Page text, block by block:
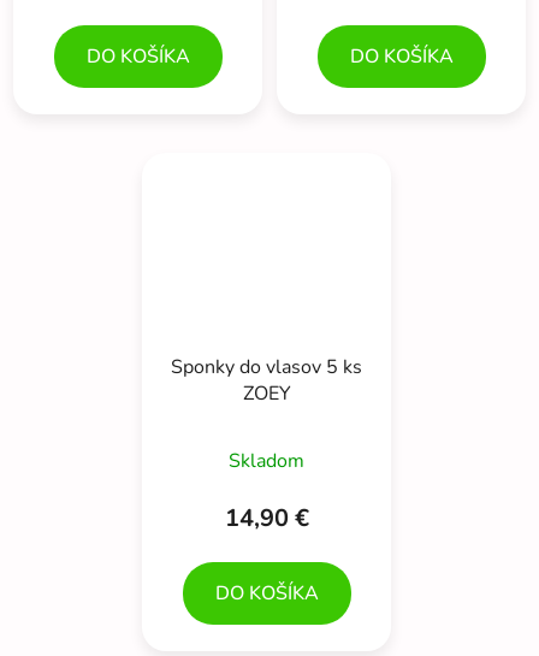
DO KOŠÍKA DO KOŠÍKA
Sponky do vlasov 5 ks
ZOEY
Skladom
14,90 €
DO KOŠÍKA